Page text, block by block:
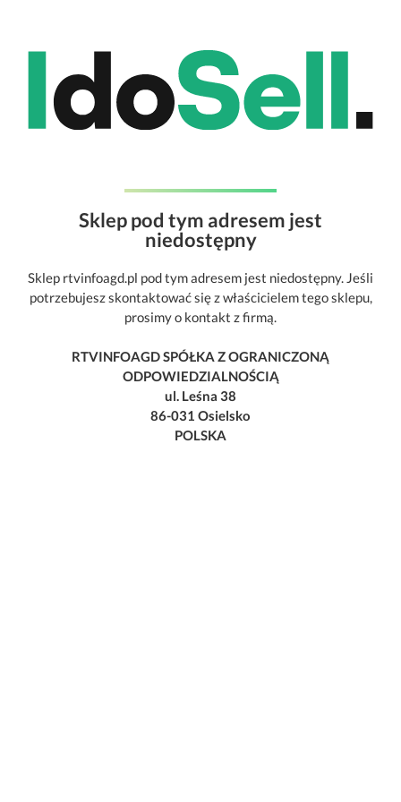
Sklep pod tym adresem jest
niedostępny
Sklep rtvinfoagd.pl pod tym adresem jest niedostępny. Jeśli
potrzebujesz skontaktować się z właścicielem tego sklepu,
prosimy o kontakt z firmą.
RTVINFOAGD SPÓŁKA Z OGRANICZONĄ
ODPOWIEDZIALNOŚCIĄ
ul. Leśna 38
86-031 Osielsko
POLSKA